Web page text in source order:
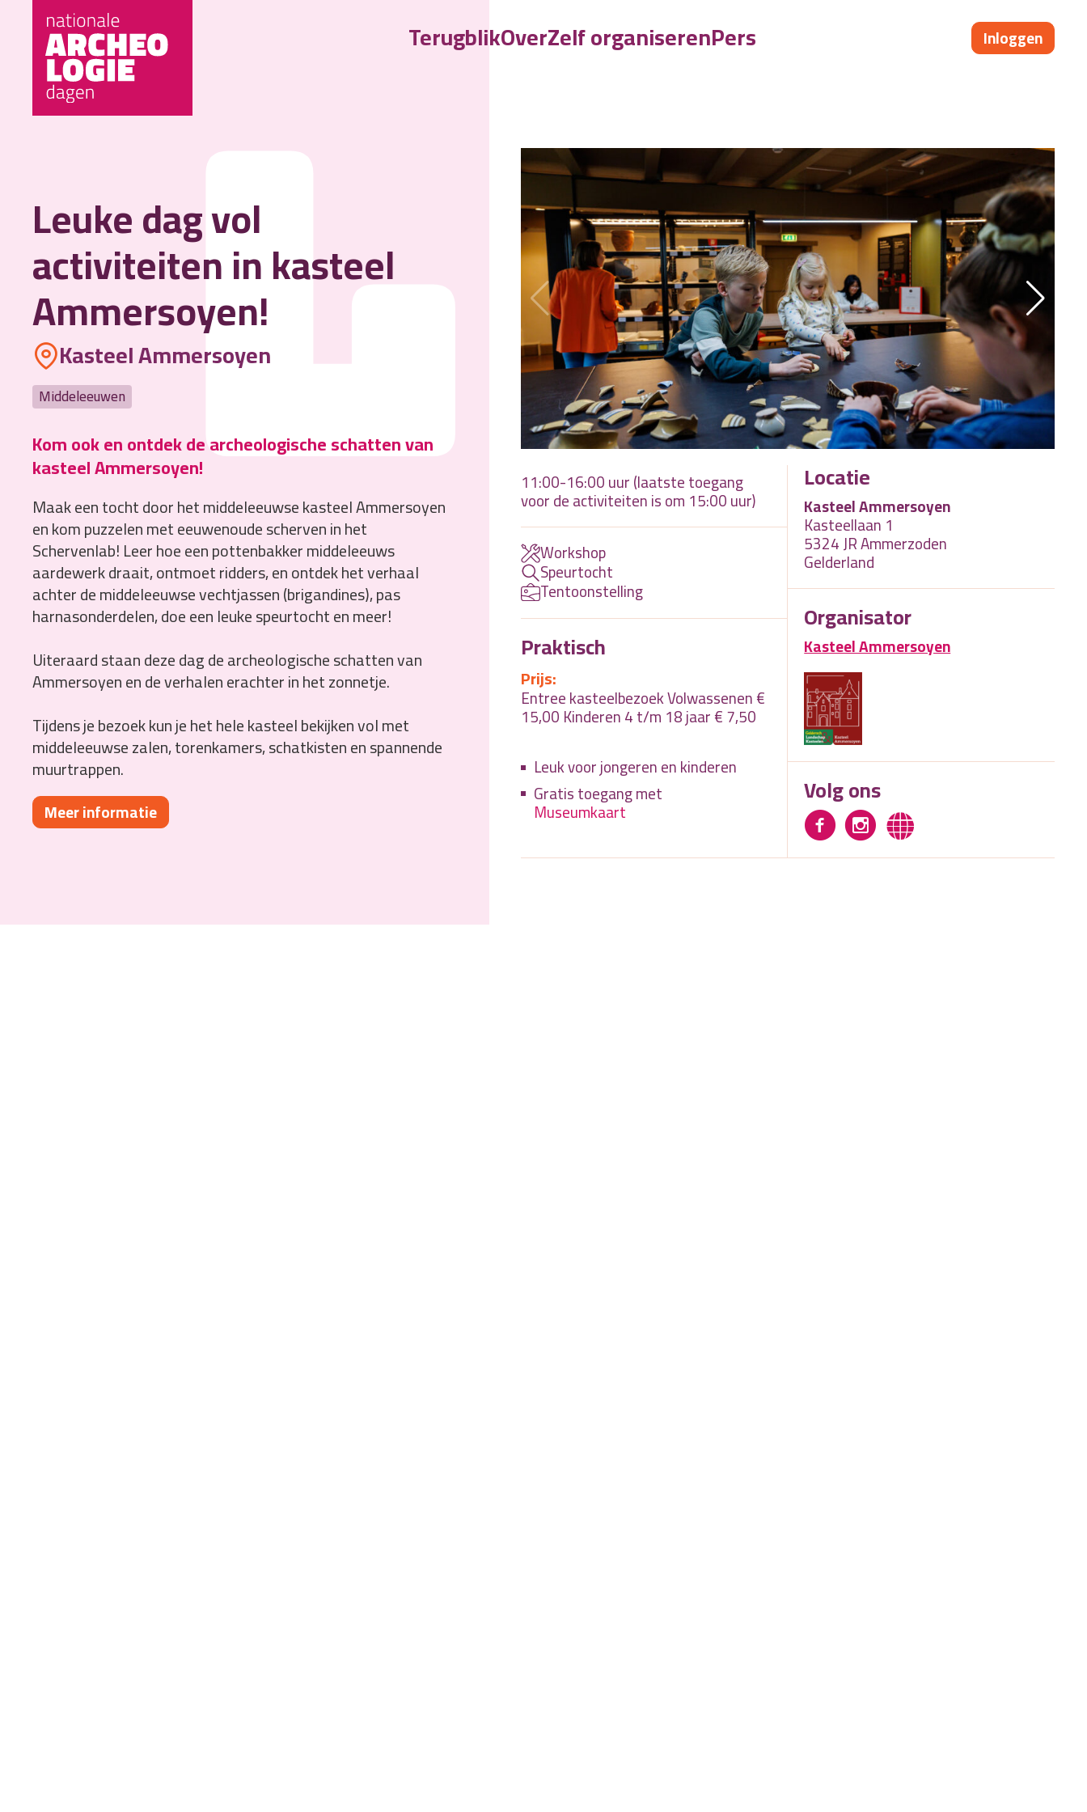
TerugblikOverZelf organiserenPers Inloggen
L
Leuke dag vol
activiteiten in kasteel
Ammersoyen!
Kasteel Ammersoyen
Middeleeuwen
Kom ook en ontdek de archeologische schatten van
kasteel Ammersoyen!
Maak een tocht door het middeleeuwse kasteel Ammersoyen
en kom puzzelen met eeuwenoude scherven in het
Schervenlab! Leer hoe een pottenbakker middeleeuws
aardewerk draait, ontmoet ridders, en ontdek het verhaal
achter de middeleeuwse vechtjassen (brigandines), pas
harnasonderdelen, doe een leuke speurtocht en meer!
Uiteraard staan deze dag de archeologische schatten van
Ammersoyen en de verhalen erachter in het zonnetje.
Tijdens je bezoek kun je het hele kasteel bekijken vol met
middeleeuwse zalen, torenkamers, schatkisten en spannende
muurtrappen.
Meer informatie
11:00-16:00 uur (laatste toegang
voor de activiteiten is om 15:00 uur)
Workshop
Speurtocht
Tentoonstelling
Praktisch
Prijs:
Entree kasteelbezoek Volwassenen €
15,00 Kinderen 4 t/m 18 jaar € 7,50
Leuk voor jongeren en kinderen
Gratis toegang met
Museumkaart
Locatie
Kasteel Ammersoyen
Kasteellaan 1
5324 JR Ammerzoden
Gelderland
Organisator
Kasteel Ammersoyen
Volg ons